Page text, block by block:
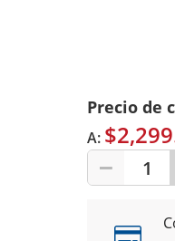
Precio de
A:
1